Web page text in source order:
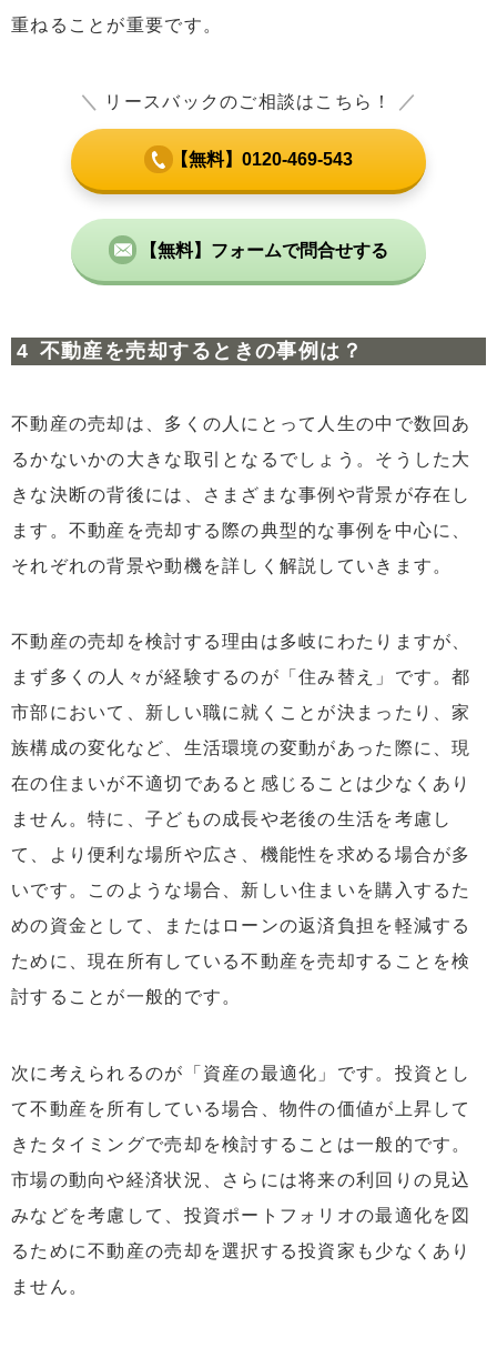
重ねることが重要です。
＼ リースバックのご相談はこちら！ ／
【無料】0120-469-543
【無料】フォームで問合せする
不動産を売却するときの事例は？
不動産の売却は、多くの人にとって人生の中で数回あ
るかないかの大きな取引となるでしょう。そうした大
きな決断の背後には、さまざまな事例や背景が存在し
ます。不動産を売却する際の典型的な事例を中心に、
それぞれの背景や動機を詳しく解説していきます。
不動産の売却を検討する理由は多岐にわたりますが、
まず多くの人々が経験するのが「住み替え」です。都
市部において、新しい職に就くことが決まったり、家
族構成の変化など、生活環境の変動があった際に、現
在の住まいが不適切であると感じることは少なくあり
ません。特に、子どもの成長や老後の生活を考慮し
て、より便利な場所や広さ、機能性を求める場合が多
いです。このような場合、新しい住まいを購入するた
めの資金として、またはローンの返済負担を軽減する
ために、現在所有している不動産を売却することを検
討することが一般的です。
次に考えられるのが「資産の最適化」です。投資とし
て不動産を所有している場合、物件の価値が上昇して
きたタイミングで売却を検討することは一般的です。
市場の動向や経済状況、さらには将来の利回りの見込
みなどを考慮して、投資ポートフォリオの最適化を図
るために不動産の売却を選択する投資家も少なくあり
ません。